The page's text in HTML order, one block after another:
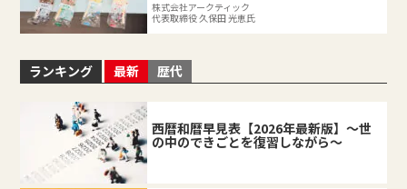
株式会社アークティック
代表取締役 久保田 光恵氏
ランキング 最新 歴代
西暦和暦早見表【2026年最新版】～世
の中のできごとを復習しながら～